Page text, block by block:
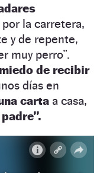
la carretera,
y de repente,
muy perro”.
miedo de recibir
días en
carta a casa,